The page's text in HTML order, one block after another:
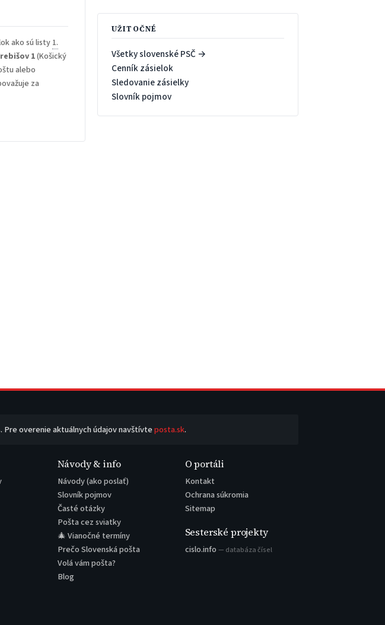
ako sú listy 1.
1(Košický
alebo
za
UŽITOČNÉ
Všetky slovenské PSČ →
Cenník zásielok
Sledovanie zásielky
Slovník pojmov
Pre overenie aktuálnych údajov navštívteposta.sk.
Návody & info
Návody (ako poslať)
Slovník pojmov
Časté otázky
Pošta cez sviatky
🎄 Vianočné termíny
Prečo Slovenská pošta
Volá vám pošta?
Blog
O portáli
Kontakt
Ochrana súkromia
Sitemap
Sesterské projekty
cislo.info — databáza čísel